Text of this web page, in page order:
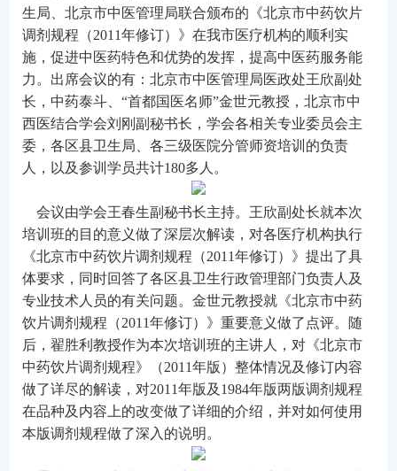
生局、北京市中医管理局联合颁布的《北京市中药饮片
调剂规程（2011年修订）》在我市医疗机构的顺利实
施，促进中医药特色和优势的发挥，提高中医药服务能
力。出席会议的有：北京市中医管理局医政处王欣副处
长，中药泰斗、“首都国医名师”金世元教授，北京市中
西医结合学会刘刚副秘书长，学会各相关专业委员会主
委，各区县卫生局、各三级医院分管师资培训的负责
人，以及参训学员共计180多人。
会议由学会王春生副秘书长主持。王欣副处长就本次
培训班的目的意义做了深层次解读，对各医疗机构执行
《北京市中药饮片调剂规程（2011年修订）》提出了具
体要求，同时回答了各区县卫生行政管理部门负责人及
专业技术人员的有关问题。金世元教授就《北京市中药
饮片调剂规程（2011年修订）》重要意义做了点评。随
后，翟胜利教授作为本次培训班的主讲人，对《北京市
中药饮片调剂规程》（2011年版）整体情况及修订内容
做了详尽的解读，对2011年版及1984年版两版调剂规程
在品种及内容上的改变做了详细的介绍，并对如何使用
本版调剂规程做了深入的说明。